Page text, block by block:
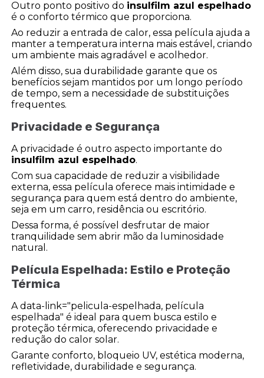
Outro ponto positivo do insulfilm azul espelhado
é o conforto térmico que proporciona.
Ao reduzir a entrada de calor, essa película ajuda a
manter a temperatura interna mais estável, criando
um ambiente mais agradável e acolhedor.
Além disso, sua durabilidade garante que os
benefícios sejam mantidos por um longo período
de tempo, sem a necessidade de substituições
frequentes.
Privacidade e Segurança
A privacidade é outro aspecto importante do
insulfilm azul espelhado.
Com sua capacidade de reduzir a visibilidade
externa, essa película oferece mais intimidade e
segurança para quem está dentro do ambiente,
seja em um carro, residência ou escritório.
Dessa forma, é possível desfrutar de maior
tranquilidade sem abrir mão da luminosidade
natural.
Película Espelhada: Estilo e Proteção
Térmica
A data-link="pelicula-espelhada, película
espelhada" é ideal para quem busca estilo e
proteção térmica, oferecendo privacidade e
redução do calor solar.
Garante conforto, bloqueio UV, estética moderna,
refletividade, durabilidade e segurança.